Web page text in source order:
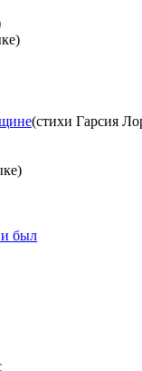
(стихи Гарсия
был